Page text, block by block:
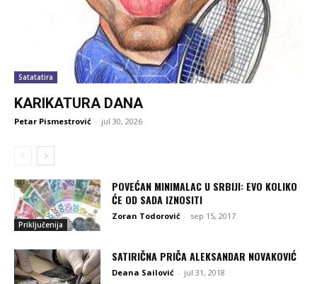
Satatatira
KARIKATURA DANA
Petar Pismestrović - jul 30, 2026
Priključenija
POVEĆAN MINIMALAC U SRBIJI: EVO KOLIKO
ĆE OD SADA IZNOSITI
Zoran Todorović - sep 15, 2017
SATIRIČNA PRIČA ALEKSANDAR NOVAKOVIĆ
Deana Sailović - jul 31, 2018